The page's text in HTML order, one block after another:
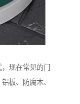
现在常见的门
板、防腐木、